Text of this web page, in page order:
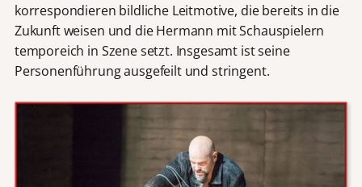
korrespondieren bildliche Leitmotive, die bereits in die
Zukunft weisen und die Hermann mit Schauspielern
temporeich in Szene setzt. Insgesamt ist seine
Personenführung ausgefeilt und stringent.